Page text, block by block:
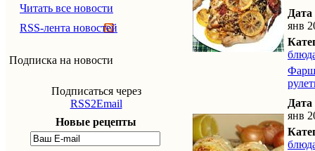
Читать все новости
RSS-лента новостей
Подписка на новости
Подписаться через
RSS2Email
Новые рецепты
янв
янв